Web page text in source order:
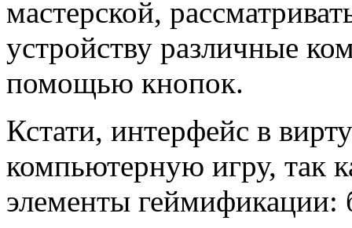
мастерской,
устройству различные
помощью кнопок.
Кстати, интерфейс в
компьютерную игру, так
элементы геймификации: